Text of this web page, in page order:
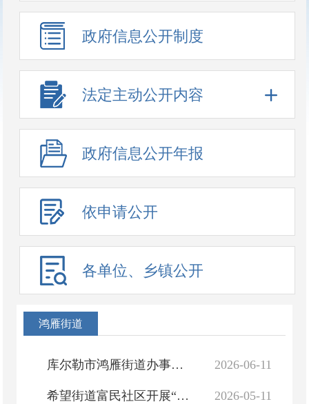
政府信息公开制度
法定主动公开内容
政府信息公开年报
依申请公开
各单位、乡镇公开
鸿雁街道
2026-06-11
库尔勒市鸿雁街道办事处机构职能（原希望街道）
2026-05-11
希望街道富民社区开展“阳光巴郎·温情相伴”儿童暖心生日会活动